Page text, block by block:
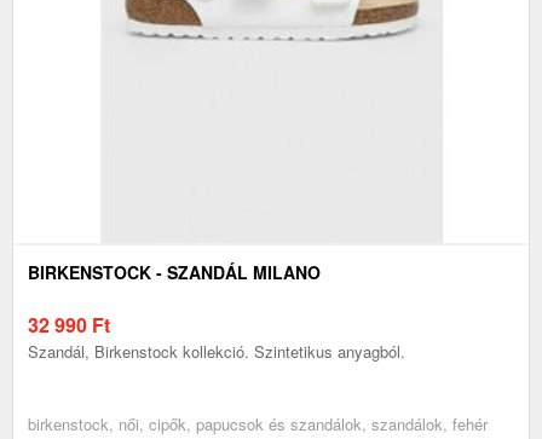
BIRKENSTOCK - SZANDÁL MILANO
32 990 Ft
Szandál, Birkenstock kollekció. Szintetikus anyagból.
birkenstock, női, cipők, papucsok és szandálok, szandálok, fehér